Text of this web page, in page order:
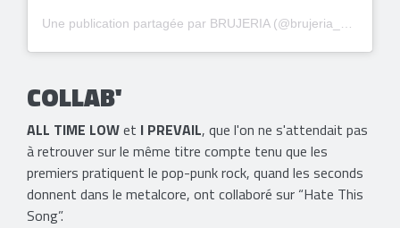
COLLAB'
ALL TIME LOWet I PREVAIL, que l'on ne s'attendait pas
à retrouver sur le même titre compte tenu que les
premiers pratiquent le pop-punk rock, quand les seconds
donnent dans le metalcore, ont collaboré sur “Hate This
Song”.